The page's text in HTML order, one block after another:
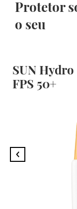
Protetor
o seu
SUN
FPS 50+